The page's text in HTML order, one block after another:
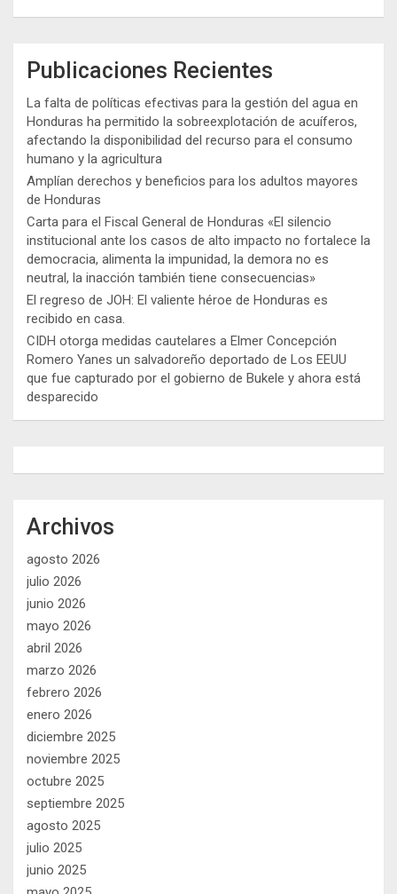
Publicaciones Recientes
La falta de políticas efectivas para la gestión del agua en
Honduras ha permitido la sobreexplotación de acuíferos,
afectando la disponibilidad del recurso para el consumo
humano y la agricultura
Amplían derechos y beneficios para los adultos mayores
de Honduras
Carta para el Fiscal General de Honduras «El silencio
institucional ante los casos de alto impacto no fortalece la
democracia, alimenta la impunidad, la demora no es
neutral, la inacción también tiene consecuencias»
El regreso de JOH: El valiente héroe de Honduras es
recibido en casa.
CIDH otorga medidas cautelares a Elmer Concepción
Romero Yanes un salvadoreño deportado de Los EEUU
que fue capturado por el gobierno de Bukele y ahora está
desparecido
Archivos
agosto 2026
julio 2026
junio 2026
mayo 2026
abril 2026
marzo 2026
febrero 2026
enero 2026
diciembre 2025
noviembre 2025
octubre 2025
septiembre 2025
agosto 2025
julio 2025
junio 2025